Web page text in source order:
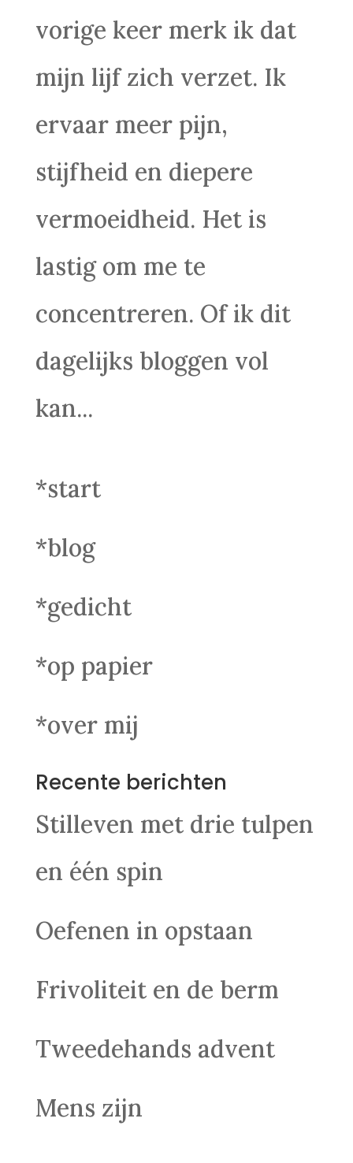
vorige keer merk ik dat
mijn lijf zich verzet. Ik
ervaar meer pijn,
stijfheid en diepere
vermoeidheid. Het is
lastig om me te
concentreren. Of ik dit
dagelijks bloggen vol
kan...
*start
*blog
*gedicht
*op papier
*over mij
Recente berichten
Stilleven met drie tulpen
en één spin
Oefenen in opstaan
Frivoliteit en de berm
Tweedehands advent
Mens zijn